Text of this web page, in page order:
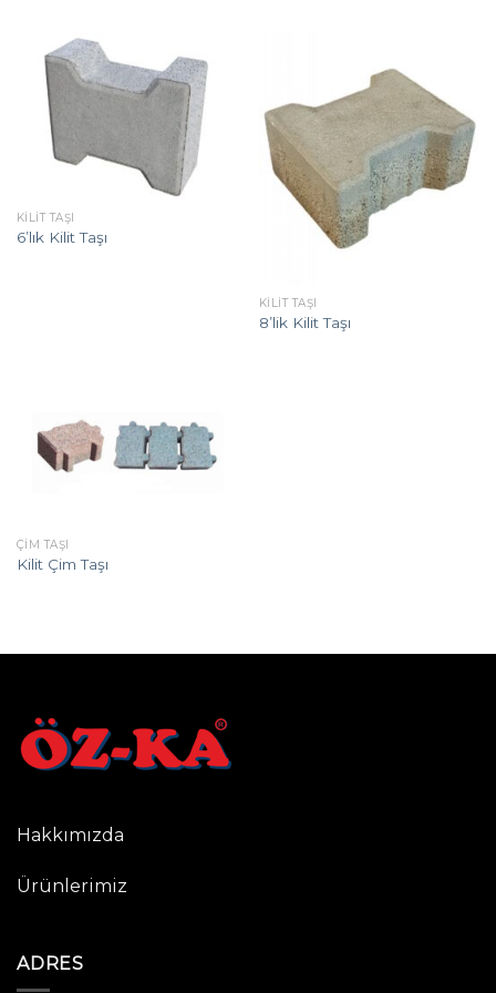
KILIT TAŞI
6’lık Kilit Taşı
KILIT TAŞI
8’lik Kilit Taşı
ÇIM TAŞI
Kilit Çim Taşı
Hakkımızda
Ürünlerimiz
ADRES